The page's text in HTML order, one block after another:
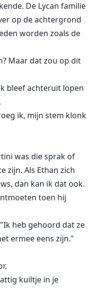
De Lycan familie
op de achtergrond
worden zoals de
Maar dat zou op dit
bleef achteruit lopen
ik, mijn stem klonk
was die sprak of
zijn. Als Ethan zich
dan kan ik dat ook.
toen hij
heb gehoord dat ze
ermee eens zijn."
kuiltje in je